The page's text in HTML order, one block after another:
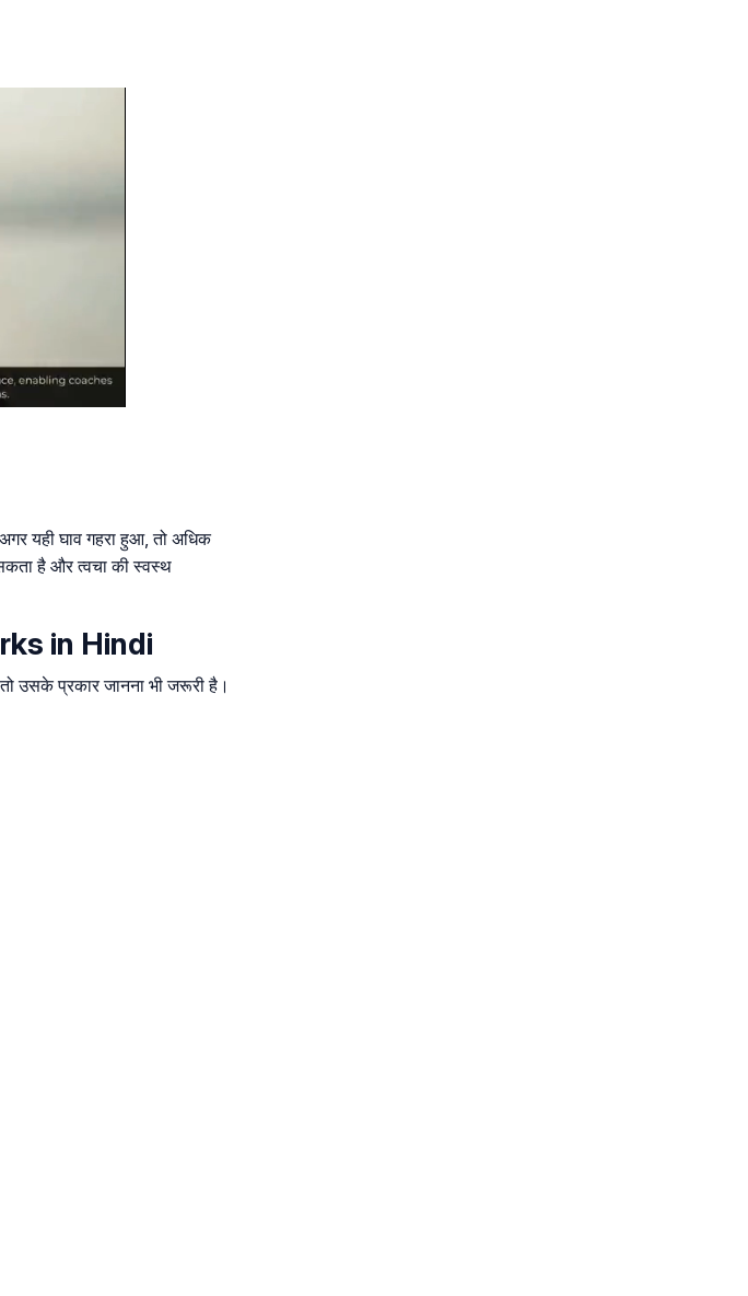
यही घाव गहरा हुआ, तो अधिक
है और त्वचा की स्वस्थ
in Hindi
उसके प्रकार जानना भी जरूरी है।